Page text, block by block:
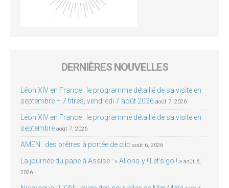
DERNIÈRES NOUVELLES
Léon XIV en France : le programme détaillé de sa visite en
septembre – 7 titres, vendredi 7 août 2026 août 7, 2026
Léon XIV en France : le programme détaillé de sa visite en
septembre août 7, 2026
AMEN : des prêtres à portée de clic août 6, 2026
La journée du pape à Assise : « Allons-y ! Let’s go ! » août 6,
2026